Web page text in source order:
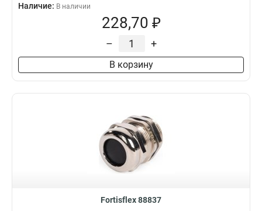
Наличие: В наличии
228,70 ₽
– +
В корзину
Fortisflex 88837